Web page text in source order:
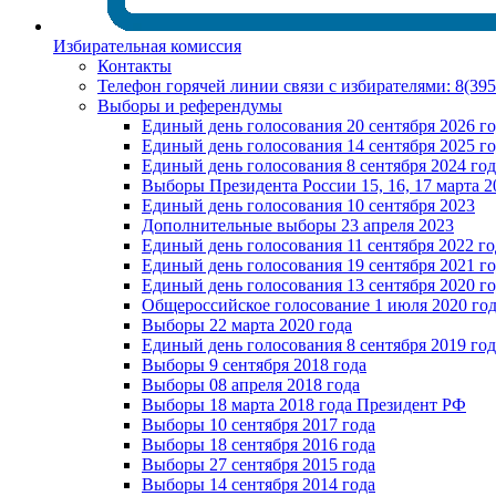
Избирательная комиссия
Контакты
Телефон горячей линии связи с избирателями:
Выборы и референдумы
Единый день голосования 20 сентября 2026
Единый день голосования 14 сентября 2025
Единый день голосования 8 сентября 2024
Выборы Президента России 15, 16, 17 марта
Единый день голосования 10 сентября 2023
Дополнительные выборы 23 апреля 2023
Единый день голосования 11 сентября 2022
Единый день голосования 19 сентября 2021
Единый день голосования 13 сентября 2020
Общероссийское голосование 1 июля 2020
Выборы 22 марта 2020 года
Единый день голосования 8 сентября 2019
Выборы 9 сентября 2018 года
Выборы 08 апреля 2018 года
Выборы 18 марта 2018 года Президент РФ
Выборы 10 сентября 2017 года
Выборы 18 сентября 2016 года
Выборы 27 сентября 2015 года
Выборы 14 сентября 2014 года